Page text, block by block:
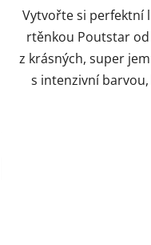
Vytvořte si perfektní
rtěnkou Poutstar
z krásných, super
s intenzivní